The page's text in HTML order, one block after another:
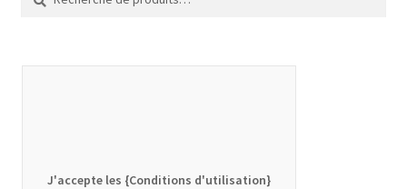
pour :
J'accepte les {Conditions d'utilisation}